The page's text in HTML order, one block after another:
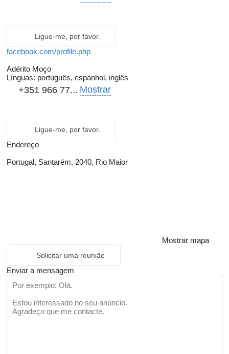
Ligue-me, por favor.
facebook.com/profile.php
Adérito Moço
Línguas: português, espanhol, inglês
+351 966 77... Mostrar
Ligue-me, por favor.
Endereço
Portugal, Santarém, 2040, Rio Maior
Mostrar mapa
Solicitar uma reunião
Enviar a mensagem